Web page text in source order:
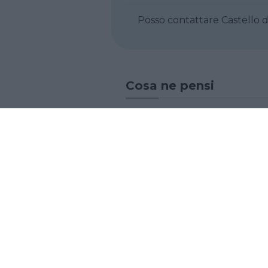
Posso
Cosa ne pensi